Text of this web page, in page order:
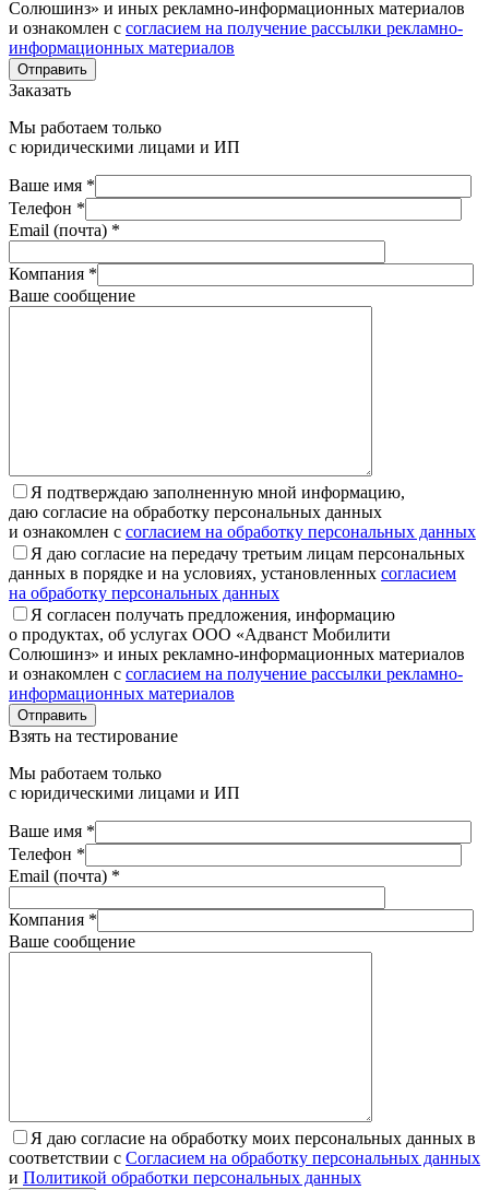
Солюшинз» и иных рекламно-информационных материалов
и ознакомлен с согласием на получение рассылки рекламно-
информационных материалов
Отправить
Заказать
Мы работаем только
с юридическими лицами и ИП
Ваше имя *
Телефон *
Email (почта) *
Компания *
Ваше сообщение
Я подтверждаю заполненную мной информацию,
даю согласие на обработку персональных данных
и ознакомлен с согласием на обработку персональных данных
Я даю согласие на передачу третьим лицам персональных
данных в порядке и на условиях, установленных согласием
на обработку персональных данных
Я согласен получать предложения, информацию
о продуктах, об услугах ООО «Адванст Мобилити
Солюшинз» и иных рекламно-информационных материалов
и ознакомлен с согласием на получение рассылки рекламно-
информационных материалов
Отправить
Взять на тестирование
Мы работаем только
с юридическими лицами и ИП
Ваше имя *
Телефон *
Email (почта) *
Компания *
Ваше сообщение
Я даю согласие на обработку моих персональных данных в
соответствии с Согласием на обработку персональных данных
и Политикой обработки персональных данных